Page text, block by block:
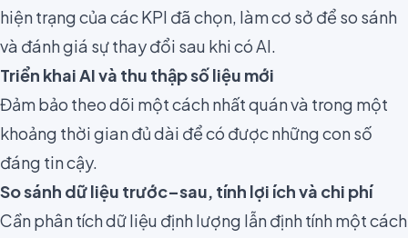
hiện trạng của các KPI đã chọn, làm cơ sở để so sánh
và đánh giá sự thay đổi sau khi có AI.
Triển khai AI và thu thập số liệu mới
Đảm bảo theo dõi một cách nhất quán và trong một
khoảng thời gian đủ dài để có được những con số
đáng tin cậy.
So sánh dữ liệu trước–sau, tính lợi ích và chi phí
Cần phân tích dữ liệu định lượng lẫn định tính một cách